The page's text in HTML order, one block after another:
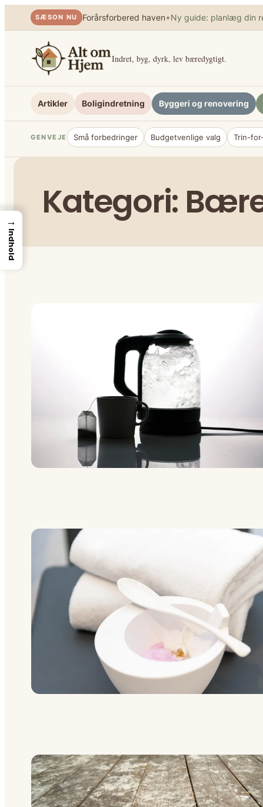
Spring SÆSON NU Forårsforbered haven•Ny guide: planlæg din
Indret, byg, dyrk, lev bæredygtigt.
Artikler Boligindretning Byggeri og renovering
GENVEJE Små forbedringer Budgetvenlige valg Trin-
Kategori:
→
Indhold